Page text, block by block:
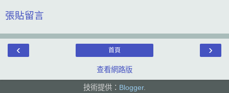
張貼留言
‹ ›
首頁
查看網路版
技術提供： Blogger.